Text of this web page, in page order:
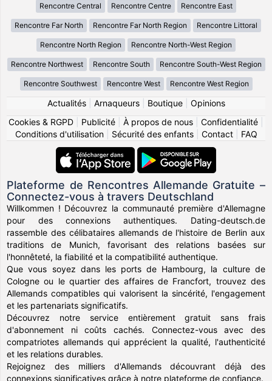
Rencontre Central Rencontre Centre Rencontre East
Rencontre Far North Rencontre Far North Region Rencontre Littoral
Rencontre North Region Rencontre North-West Region
Rencontre Northwest Rencontre South Rencontre South-West Region
Rencontre Southwest Rencontre West Rencontre West Region
Actualités| Arnaqueurs| Boutique| Opinions
Cookies & RGPD
Publicité À propos de nous Confidentialité
Conditions d'utilisation| Sécurité des enfants| Contact| FAQ
Plateforme de Rencontres Allemande Gratuite –
Connectez-vous à travers Deutschland
Willkommen ! Découvrez la communauté première d'Allemagne
pour des connexions authentiques. Dating-deutsch.de
rassemble des célibataires allemands de l'histoire de Berlin aux
traditions de Munich, favorisant des relations basées sur
l'honnêteté, la fiabilité et la compatibilité authentique.
Que vous soyez dans les ports de Hambourg, la culture de
Cologne ou le quartier des affaires de Francfort, trouvez des
Allemands compatibles qui valorisent la sincérité, l'engagement
et les partenariats significatifs.
Découvrez notre service entièrement gratuit sans frais
d'abonnement ni coûts cachés. Connectez-vous avec des
compatriotes allemands qui apprécient la qualité, l'authenticité
et les relations durables.
Rejoignez des milliers d'Allemands découvrant déjà des
connexions significatives grâce à notre plateforme de confiance.